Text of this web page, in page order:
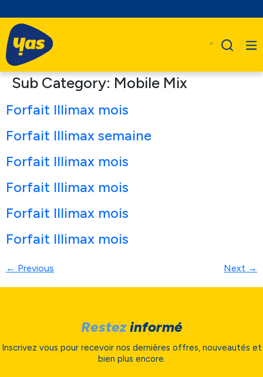
Sub Category: Mobile Mix
Forfait Illimax mois
Forfait Illimax semaine
Forfait Illimax mois
Forfait Illimax mois
Forfait Illimax mois
Forfait Illimax mois
← Previous Next →
Restezinformé
Inscrivez vous pour recevoir nos dernières offres, nouveautés et
bien plus encore.